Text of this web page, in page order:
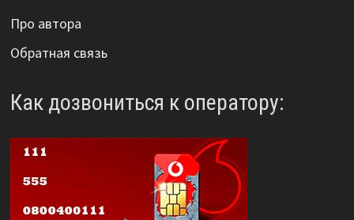
Про автора
Обратная связь
Как дозвониться к оператору: